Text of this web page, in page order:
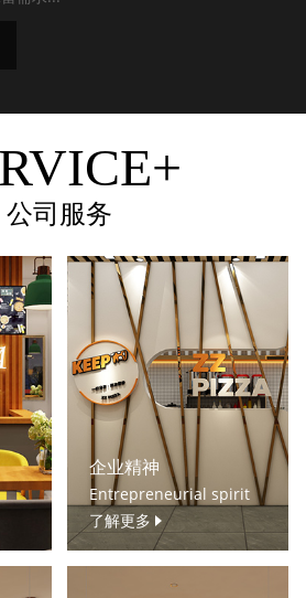
公司服务
企业精神
Entrepreneurial spirit
了解更多